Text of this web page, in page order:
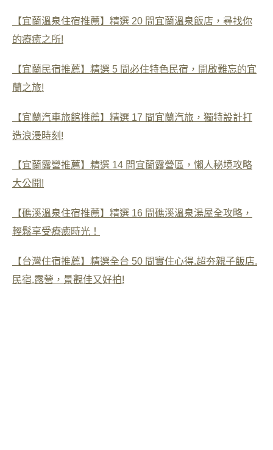
【宜蘭溫泉住宿推薦】精選 20 間宜蘭溫泉飯店，尋找你
的療癒之所!
【宜蘭民宿推薦】精選 5 間必住特色民宿，開啟難忘的宜
蘭之旅!
【宜蘭汽車旅館推薦】精選 17 間宜蘭汽旅，獨特設計打
造浪漫時刻!
【宜蘭露營推薦】精選 14 間宜蘭露營區，懶人秘境攻略
大公開!
【礁溪溫泉住宿推薦】精選 16 間礁溪溫泉湯屋全攻略，
輕鬆享受療癒時光！
【台灣住宿推薦】精選全台 50 間實住心得.超夯親子飯店.
民宿.露營，景觀佳又好拍!